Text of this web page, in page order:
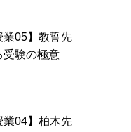
業05】教誓先
受験の極意
業04】柏木先